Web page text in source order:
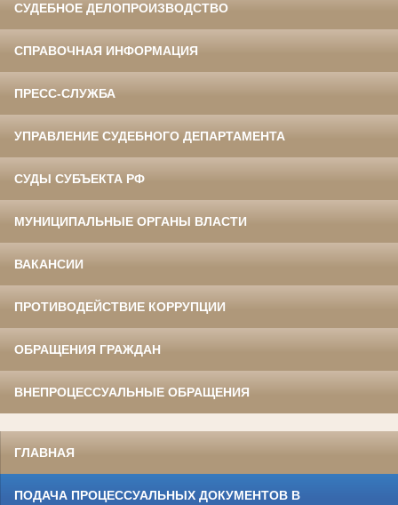
СУДЕБНОЕ ДЕЛОПРОИЗВОДСТВО
СПРАВОЧНАЯ ИНФОРМАЦИЯ
ПРЕСС-СЛУЖБА
УПРАВЛЕНИЕ СУДЕБНОГО ДЕПАРТАМЕНТА
СУДЫ СУБЪЕКТА РФ
МУНИЦИПАЛЬНЫЕ ОРГАНЫ ВЛАСТИ
ВАКАНСИИ
ПРОТИВОДЕЙСТВИЕ КОРРУПЦИИ
ОБРАЩЕНИЯ ГРАЖДАН
ВНЕПРОЦЕССУАЛЬНЫЕ ОБРАЩЕНИЯ
ГЛАВНАЯ
ПОДАЧА ПРОЦЕССУАЛЬНЫХ ДОКУМЕНТОВ В